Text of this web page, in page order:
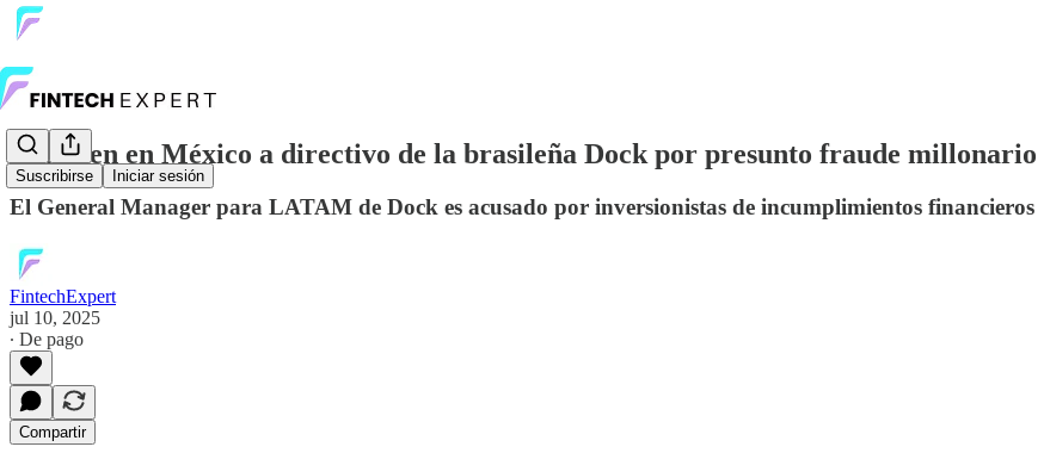
Suscribirse Iniciar sesión
Detienen en México a directivo de la brasileña Dock por presunto fraude millonario
El General Manager para LATAM de Dock es acusado por inversionistas de incumplimientos financieros
FintechExpert
jul 10, 2025
∙ De pago
Compartir